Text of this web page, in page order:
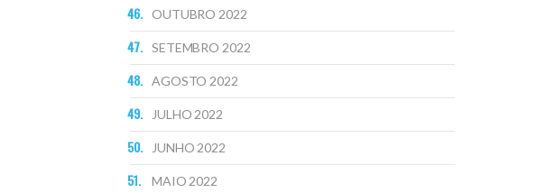
OUTUBRO 2022
SETEMBRO 2022
AGOSTO 2022
JULHO 2022
JUNHO 2022
MAIO 2022